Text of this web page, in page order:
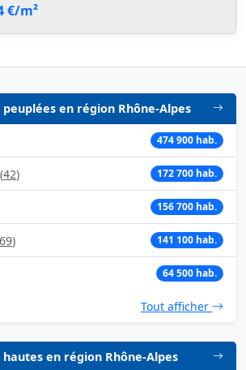
€/m²
peuplées en région Rhône-Alpes
474 900 hab.
(42) 172 700 hab.
156 700 hab.
69) 141 100 hab.
64 500 hab.
Tout afficher
hautes en région Rhône-Alpes